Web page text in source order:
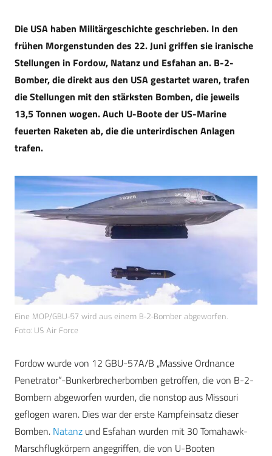
Die USA haben Militärgeschichte geschrieben. In den
frühen Morgenstunden des 22. Juni griffen sie iranische
Stellungen in Fordow, Natanz und Esfahan an. B-2-
Bomber, die direkt aus den USA gestartet waren, trafen
die Stellungen mit den stärksten Bomben, die jeweils
13,5 Tonnen wogen. Auch U-Boote der US-Marine
feuerten Raketen ab, die die unterirdischen Anlagen
trafen.
Eine MOP/GBU-57 wird aus einem B-2-Bomber abgeworfen.
Foto: US Air Force
Fordow wurde von 12 GBU-57A/B „Massive Ordnance
Penetrator”-Bunkerbrecherbomben getroffen, die von B-2-
Bombern abgeworfen wurden, die nonstop aus Missouri
geflogen waren. Dies war der erste Kampfeinsatz dieser
Bomben. Natanz und Esfahan wurden mit 30 Tomahawk-
Marschflugkörpern angegriffen, die von U-Booten